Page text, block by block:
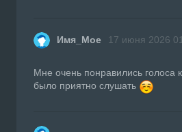
Имя_Мое 17 июня 2026
Мне очень понравились голоса
было приятно слушать